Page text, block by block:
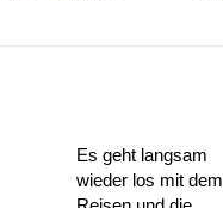
Es geht langsam
wieder los mit dem